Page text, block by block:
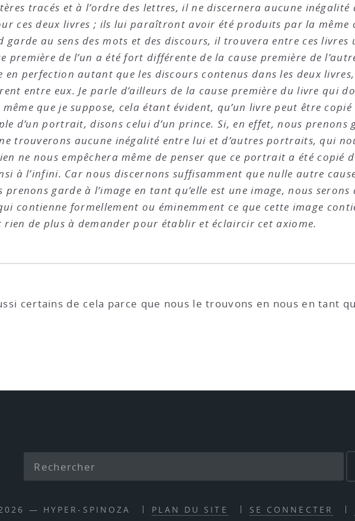
tracés et à l’ordre des lettres, il ne discernera aucune inégalité
ces deux livres ; ils lui paraîtront avoir été produits par la même
au sens des mots et des discours, il trouvera entre ces livres
première de l’un a été fort différente de la cause première de
en perfection autant que les discours contenus dans les deux
entre eux. Je parle d’ailleurs de la cause première du livre qui
que je suppose, cela étant évident, qu’un livre peut être
d’un portrait, disons celui d’un prince. Si, en effet, nous
trouverons aucune inégalité entre lui et d’autres portraits, qui
ne nous empêchera même de penser que ce portrait a été copié
à l’infini. Car nous discernons suffisamment que nulle autre
prenons garde à l’image en tant qu’elle est une image, nous
contienne formellement ou éminemment ce que cette image
rien de plus à demander pour établir et éclaircir cet axiome.
certains de cela parce que nous le trouvons en nous en tant
— HYPER-SPINOZA PLAN DU SITE SE CONNECTER